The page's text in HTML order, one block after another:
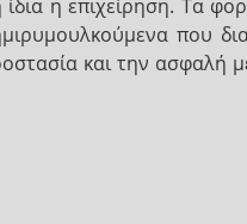
η επιχείρηση. Τα
που
και την